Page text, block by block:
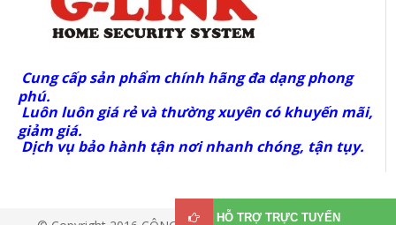
HỖ TRỢ TRỰC TUYẾN
Cung cấp sản phẩm chính hãng đa dạng phong
phú.
Luôn luôn giá rẻ và thường xuyên có khuyến mãi,
giảm giá.
Dịch vụ bảo hành tận nơi nhanh chóng, tận tụy.
© Copyright 2016 CÔNG TY TNHH VIỄN THÔNG G-LINK